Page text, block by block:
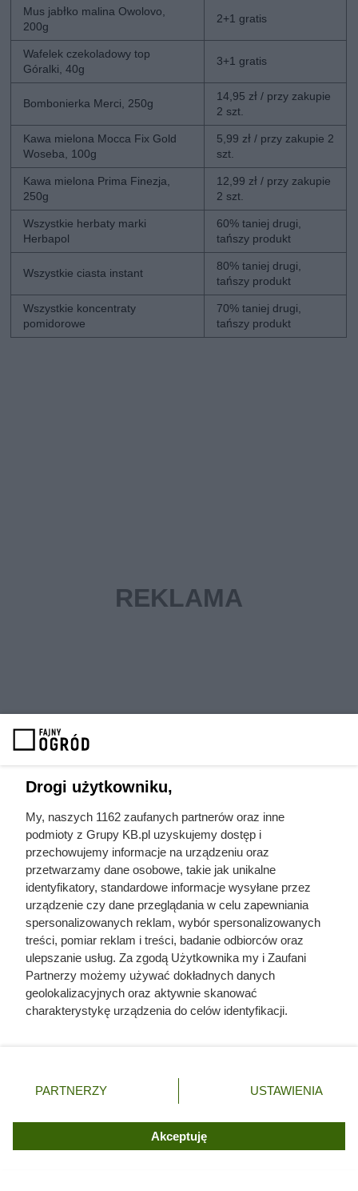
Mus jabłko malina Owolovo,
200g
2+1 gratis
Wafelek czekoladowy top
Góralki, 40g
3+1 gratis
Bombonierka Merci, 250g
14,95 zł / przy zakupie
2 szt.
Kawa mielona Mocca Fix Gold
Woseba, 100g
5,99 zł / przy zakupie 2
szt.
Kawa mielona Prima Finezja,
250g
12,99 zł / przy zakupie
2 szt.
Wszystkie herbaty marki
Herbapol
60% taniej drugi,
tańszy produkt
Wszystkie ciasta instant
80% taniej drugi,
tańszy produkt
Wszystkie koncentraty
pomidorowe
70% taniej drugi,
tańszy produkt
Czytaj także:
Art. 150 Kodeksu cywilnego. Tyle może zrobić
sąsiad z pnączami przy płocie
Posadziła kilka sadzonek przy oczku wodnym.
Ta roślina błyskawicznie wypiera hortensje.
Zobacz, czemu wszyscy ją sadzą
Załóż czarny worek na bukszpan na 12 godzin.
Drogi użytkowniku,
My, naszych 1162 zaufanych partnerów oraz inne
podmioty z Grupy KB.pl uzyskujemy dostęp i
przechowujemy informacje na urządzeniu oraz
przetwarzamy dane osobowe, takie jak unikalne
identyfikatory, standardowe informacje wysyłane przez
urządzenie czy dane przeglądania w celu zapewniania
spersonalizowanych reklam, wybór spersonalizowanych
treści, pomiar reklam i treści, badanie odbiorców oraz
ulepszanie usług. Za zgodą Użytkownika my i Zaufani
Partnerzy możemy używać dokładnych danych
geolokalizacyjnych oraz aktywnie skanować
charakterystykę urządzenia do celów identyfikacji.
zmienić/wycofać klikając przycisk ustawień prywatności
znajdujący się w lewym dolnym rogu strony. Niektóre
użytkownika, ale masz prawo sprzeciwić się takiemu
przetwarzaniu. Preferencje będą miały zastosowania tylko
PARTNERZY USTAWIENIA
Akceptuję